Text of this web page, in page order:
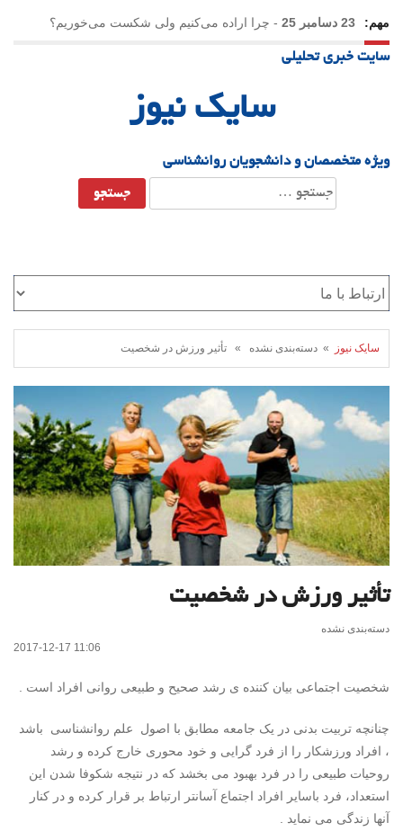
مهم: 23 دسامبر 25 - چرا اراده می‌کنیم ولی شکست می‌خوریم؟
21 دسامبر 25
سایت خبری تحلیلی
سایک نیوز
ویژه متخصصان و دانشجویان روانشناسی
جستجو
برای:
سایک نیوز » دسته‌بندی نشده » تأثیر ورزش در شخصیت
تأثیر ورزش در شخصیت
دسته‌بندی نشده
2017-12-17 11:06
شخصیت اجتماعی بیان کننده ی رشد صحیح و طبیعی روانی افراد است .
چنانچه تربیت بدنی در یک جامعه مطابق با اصول علم روانشناسی باشد
، افراد ورزشکار را از فرد گرایی و خود محوری خارج کرده و رشد
روحیات طبیعی را در فرد بهبود می بخشد که در نتیجه شکوفا شدن این
استعداد، فرد باسایر افراد اجتماع آسانتر ارتباط بر قرار کرده و در کنار
آنها زندگی می نماید .